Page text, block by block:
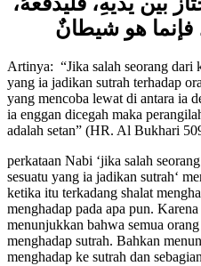
بين يديْهِ، فليدفَعْهُ،
فإنما هو شيطانٌ
Artinya: “Jika salah seorang dari
yang ia jadikan sutrah terhadap
yang mencoba lewat di antara ia
ia enggan dicegah maka
perkataan Nabi ‘jika salah
sesuatu yang ia jadikan sutrah‘
ketika itu terkadang shalat
menghadap pada apa pun.
menunjukkan bahwa semua
menghadap sutrah. Bahkan